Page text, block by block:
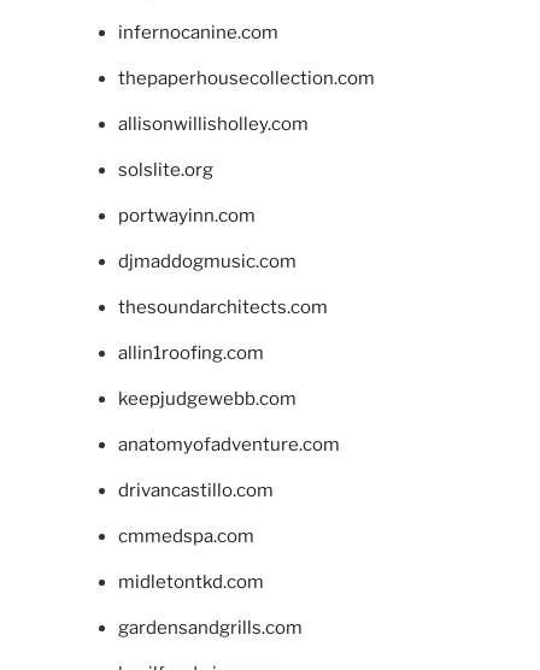
infernocanine.com
thepaperhousecollection.com
allisonwillisholley.com
solslite.org
portwayinn.com
djmaddogmusic.com
thesoundarchitects.com
allin1roofing.com
keepjudgewebb.com
anatomyofadventure.com
drivancastillo.com
cmmedspa.com
midletontkd.com
gardensandgrills.com